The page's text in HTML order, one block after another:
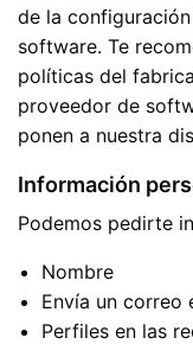
de la
software. Te
políticas del
proveedor de
ponen a nuestra
Información
Podemos pedirte
Nombre
Envía un correo
Perfiles en las